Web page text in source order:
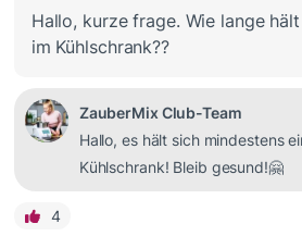
Hallo, kurze frage. Wie lange
im Kühlschrank??
ZauberMix Club-Team
Hallo, es hält sich mindestens
Kühlschrank! Bleib gesund!🤗
4